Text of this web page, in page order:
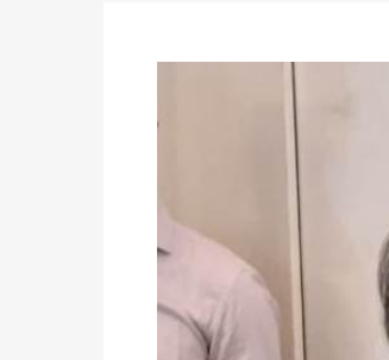
Politique-Délégués
avant le 16 mai 2026
statistiques des
Politique Suite de
ce 03 juin à 14h
Politique Suite de